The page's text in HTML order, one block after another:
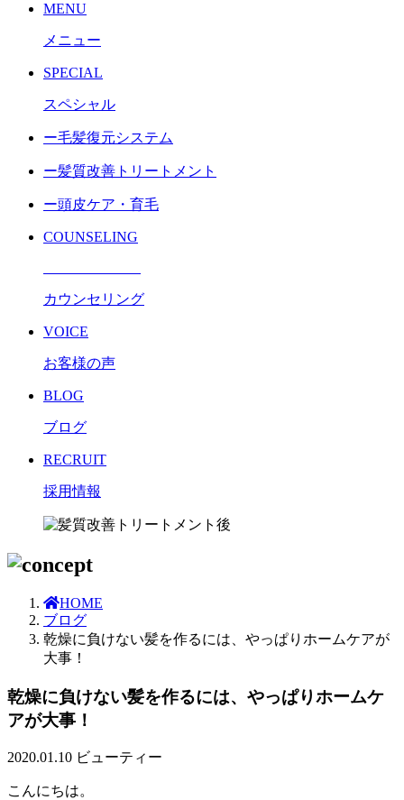
MENU
メニュー
SPECIAL
スペシャル
ー毛髪復元システム
ー髪質改善トリートメント
ー頭皮ケア・育毛
COUNSELING
カウンセリング
VOICE
お客様の声
BLOG
ブログ
RECRUIT
採用情報
HOME
ブログ
乾燥に負けない髪を作るには、やっぱりホームケアが
大事！
乾燥に負けない髪を作るには、やっぱりホームケ
アが大事！
2020.01.10 ビューティー
こんにちは。